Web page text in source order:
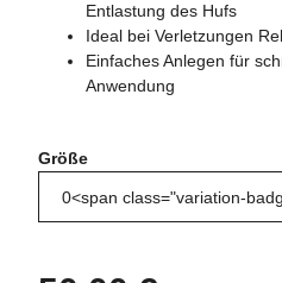
Entlastung des Hufs
Ideal bei Verletzungen
Einfaches Anlegen für
Anwendung
Größe